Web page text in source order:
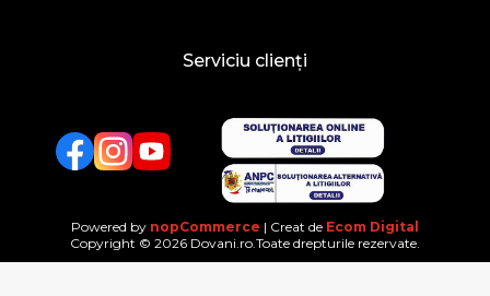
Serviciu clienți
FacebookTwitterYouTube
Powered by nopCommerce | Creat de Ecom Digital
Copyright © 2026 Dovani.ro.Toate drepturile rezervate.